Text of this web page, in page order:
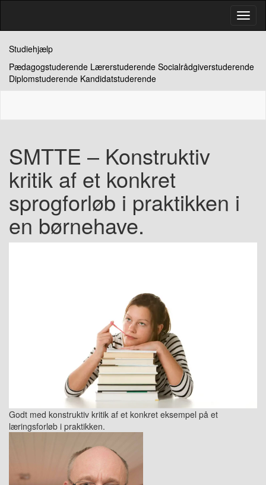
the
Skift
Studiehjælp
Pædagogstuderende Lærerstuderende Socialrådgiverstuderende
Diplomstuderende Kandidatstuderende
SMTTE – Konstruktiv
kritik af et konkret
sprogforløb i praktikken i
en børnehave.
Godt med konstruktiv kritik af et konkret eksempel på et
læringsforløb i praktikken.